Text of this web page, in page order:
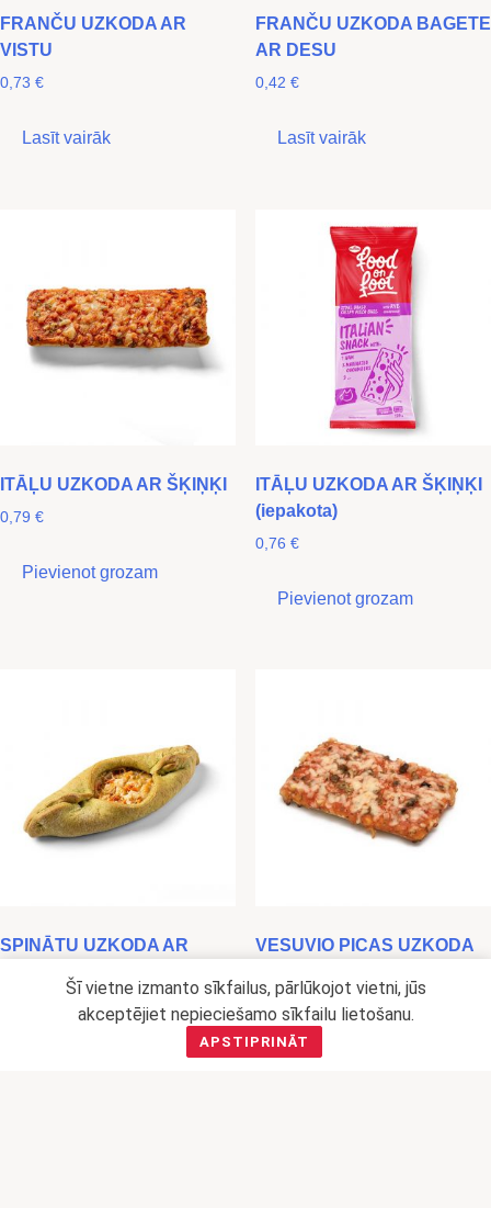
FRANČU UZKODA AR
VISTU
0,73 €
Lasīt vairāk
FRANČU UZKODA BAGETE
AR DESU
0,42 €
Lasīt vairāk
ITĀĻU UZKODA AR ŠĶIŅĶI
0,79 €
Pievienot grozam
ITĀĻU UZKODA AR ŠĶIŅĶI
(iepakota)
0,76 €
Pievienot grozam
SPINĀTU UZKODA AR
VESUVIO PICAS UZKODA
0,73€
Pievienot grozam
Šī vietne izmanto sīkfailus, pārlūkojot vietni, jūs
akceptējiet nepieciešamo sīkfailu lietošanu.
APSTIPRINĀT